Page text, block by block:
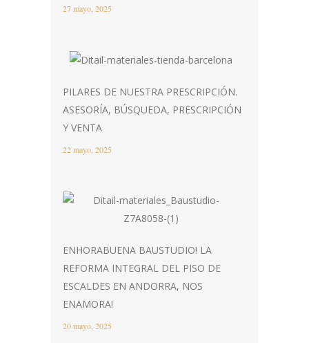
27 mayo, 2025
PILARES DE NUESTRA PRESCRIPCIÓN.
ASESORÍA, BÚSQUEDA, PRESCRIPCIÓN
Y VENTA
22 mayo, 2025
ENHORABUENA BAUSTUDIO! LA
REFORMA INTEGRAL DEL PISO DE
ESCALDES EN ANDORRA, NOS
ENAMORA!
20 mayo, 2025